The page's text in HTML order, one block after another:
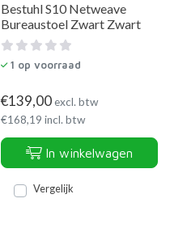
Bestuhl S10 Netweave
Bureaustoel Zwart Zwart
1 op voorraad
€139,00excl. btw
€168,19 incl. btw
In winkelwagen
Vergelijk